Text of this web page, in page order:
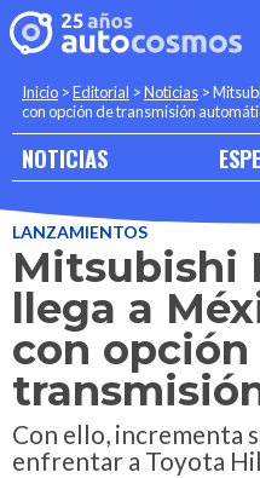
Inicio >Editorial >Noticias >
con opción de transmisión
NOTICIAS
LANZAMIENTOS
Mitsubishi
llega a
con opción
Con ello, incrementa
enfrentar a Toyota